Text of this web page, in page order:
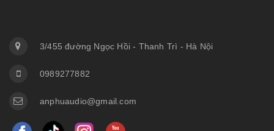
3/455 đường Ngọc Hồi - Thanh Trì - Hà Nội
0989277882
anphuaudio@gmail.com